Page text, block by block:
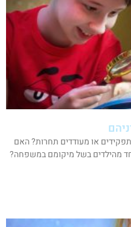
או מעודדים תחרות? האם
מהילדים בשל מיקומם במשפחה?